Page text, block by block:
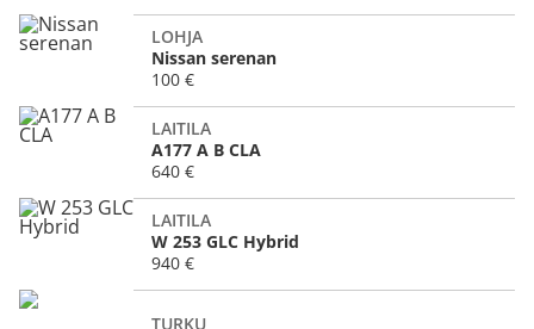
LOHJA
Nissan serenan
100 €
LAITILA
A177 A B CLA
640 €
LAITILA
W 253 GLC Hybrid
940 €
TURKU